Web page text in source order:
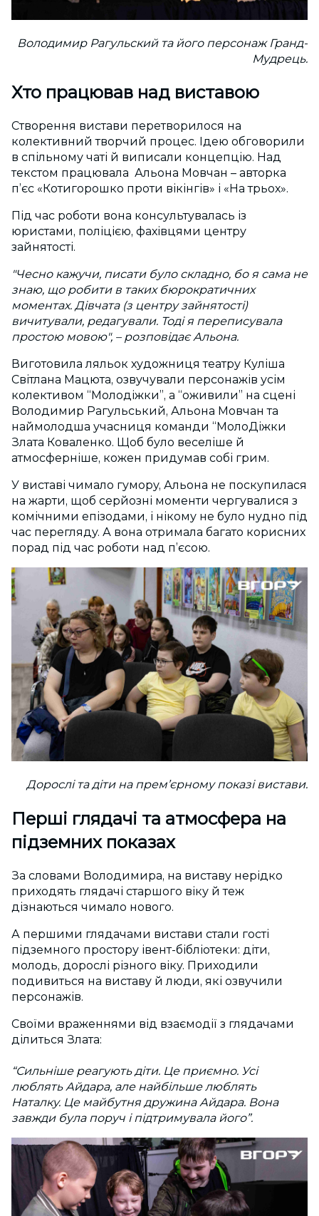
Володимир Рагульский та його персонаж Гранд-
Мудрець.
Хто працював над виставою
Створення вистави перетворилося на
колективний творчий процес. Ідею обговорили
в спільному чаті й виписали концепцію. Над
текстом працювала Альона Мовчан – авторка
п’єс «Котигорошко проти вікінгів» і «На трьох».
Під час роботи вона консультувалась із
юристами, поліцією, фахівцями центру
зайнятості.
"Чесно кажучи, писати було складно, бо я сама не
знаю, що робити в таких бюрократичних
моментах. Дівчата (з центру зайнятості)
вичитували, редагували. Тоді я переписувала
простою мовою", – розповідає Альона.
Виготовила ляльок художниця театру Куліша
Світлана Мацюта, озвучували персонажів усім
колективом “Молодіжки”, а “оживили” на сцені
Володимир Рагульський, Альона Мовчан та
наймолодша учасниця команди “МолоДіжки
Злата Коваленко. Щоб було веселіше й
атмосферніше, кожен придумав собі грим.
У виставі чимало гумору, Альона не поскупилася
на жарти, щоб серйозні моменти чергувалися з
комічними епізодами, і нікому не було нудно під
час перегляду. А вона отримала багато корисних
порад під час роботи над п’єсою.
Дорослі та діти на прем’єрному показі вистави.
Перші глядачі та атмосфера на
підземних показах
За словами Володимира, на виставу нерідко
приходять глядачі старшого віку й теж
дізнаються чимало нового.
А першими глядачами вистави стали гості
підземного простору івент-бібліотеки: діти,
молодь, дорослі різного віку. Приходили
подивиться на виставу й люди, які озвучили
персонажів.
Своїми враженнями від взаємодії з глядачами
ділиться Злата:
“Сильніше реагують діти. Це приємно. Усі
люблять Айдара, але найбільше люблять
Наталку. Це майбутня дружина Айдара. Вона
завжди була поруч і підтримувала його”.